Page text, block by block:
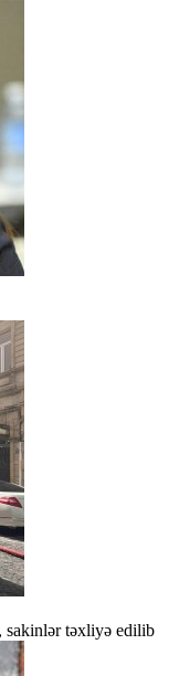
sakinlər təxliyə edilib